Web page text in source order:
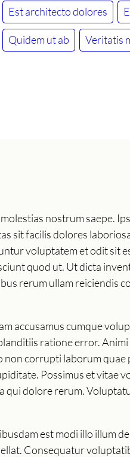
Est architecto dolores
Quidem ut ab Veritatis
nostrum saepe.
sit facilis dolores
voluptatem et odit sit
quod ut. Ut dicta
rerum ullam reiciendis
accusamus cumque
ratione error.
corrupti laborum
Possimus et vitae
qui dolore rerum.
est modi illo illum
Consequatur